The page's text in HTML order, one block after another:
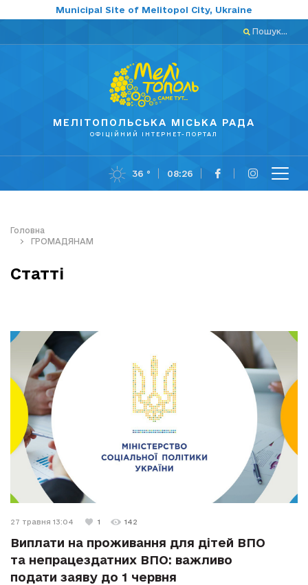
Municipal Site of Melitopol City, Ukraine
Пошук...
МЕЛІТОПОЛЬСЬКА МІСЬКА РАДА
ОФІЦІЙНИЙ ІНТЕРНЕТ-ПОРТАЛ
36 ° 08:26
Головна
ГРОМАДЯНАМ
Статті
27 травня 13:04 1 142
Виплати на проживання для дітей ВПО
та непрацездатних ВПО: важливо
подати заяву до 1 червня